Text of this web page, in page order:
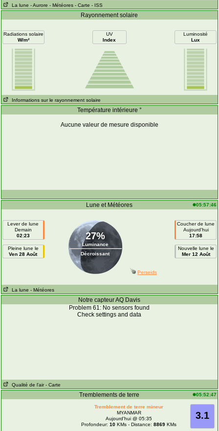
La lune - Aurore - Météores - Carte - ISS
Rayonnement solaire
Radiations solaire
W/m²
UV
Index
Luminosité
Lux
Informations sur le rayonnement solaire
Température intérieure °
Aucune valeur de mesure disponible
Lune et Météores 05:57:46
Lever de lune
Demain
02:23
Pleine lune le
Ven 28 Août
27%
Luminance
Décroissant
Coucher de lune
Aujourd'hui
17:58
Nouvelle lune le
Mer 12 Août
Perseids
La lune - Météores
Notre capteur AQ Davis
Problem 61: No sensors found
Check settings and data
Qualité de l'air - Carte
Tremblements de terre 05:52:47
3.1
Tremblement de terre mineur
MYANMAR
Aujourd'hui @ 05:35
Profondeur:10 KMs - Distance:8869 KMs